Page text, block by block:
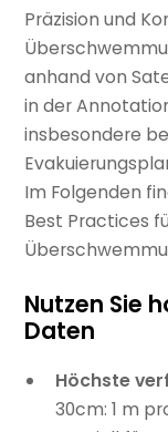
Präzision und
anhand von
in der
insbesondere
Im Folgenden
Best Practices
Nutzen Sie
Daten
Höchste
30cm: 1 m